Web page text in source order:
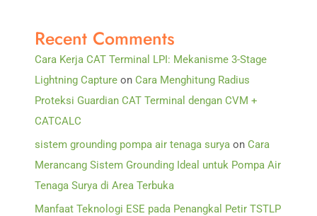
Recent Comments
Cara Kerja CAT Terminal LPI: Mekanisme 3-Stage
Lightning Capture on Cara Menghitung Radius
Proteksi Guardian CAT Terminal dengan CVM +
CATCALC
sistem grounding pompa air tenaga surya on Cara
Merancang Sistem Grounding Ideal untuk Pompa Air
Tenaga Surya di Area Terbuka
Manfaat Teknologi ESE pada Penangkal Petir TSTLP